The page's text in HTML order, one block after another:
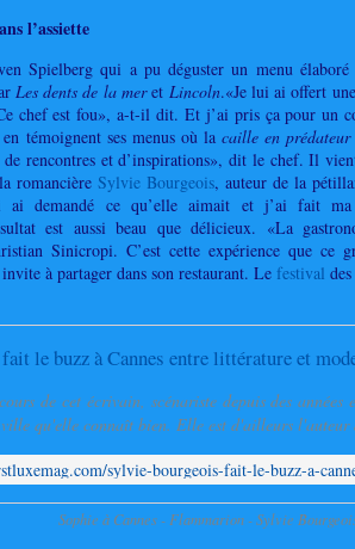
l’assiette
Spielberg qui a pu déguster un menu
Les dents de la meret Lincoln.«Je lui ai offert
chef est fou», a-t-il dit. Et j’ai pris ça pour un
en témoignent ses menus où lacaille en
de rencontres et d’inspirations», dit le chef. Il
romancière Sylvie Bourgeois, auteur de la
demandé ce qu’elle aimait et j’ai fait
est aussi beau que délicieux. «La
Sinicropi. C’est cette expérience que ce
à partager dans son restaurant. Le festival
le buzz à Cannes entre littérature et
de cet écrivain, scénariste depuis des
qu'elle connaît bien. Elle est d'ailleurs l'auteur
sylvie-bourgeois-fait-le-buzz-a-
Sophie à Cannes - Flammarion - Sylvie